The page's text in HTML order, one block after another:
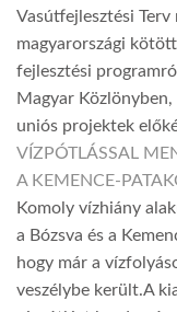
Vasútfejlesztési Terv
magyarországi
fejlesztési
Magyar
uniós projektek
VÍZPÓTLÁSSAL
A KEMENCE-
Komoly vízhiány
a Bózsva és a
hogy már a
veszélybe került.A